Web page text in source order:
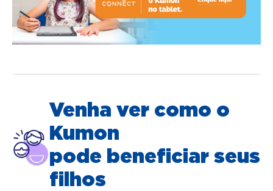
Venha ver como o
Kumon
pode beneficiar seus
filhos